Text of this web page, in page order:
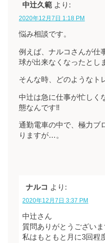
中辻久範 より:
2020年12月7日 1:18 PM
悩み相談です。
例えば、ナルコさんが仕
球が出来なくなったとし
そんな時、どのようなト
中辻は急に仕事が忙しく
態なんです‼️
通勤電車の中で、極力ブ
りますが…。
ナルコ より:
2020年12月7日 3:37 PM
中辻さん
質問ありがとうございま
私はもともと月に3回程